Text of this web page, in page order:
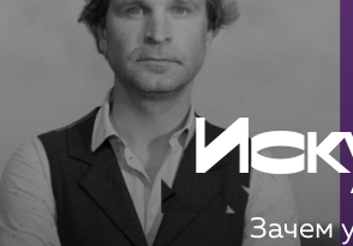
Зачем